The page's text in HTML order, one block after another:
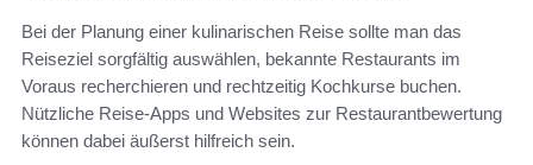
Bei der Planung einer kulinarischen Reise sollte man das
Reiseziel sorgfältig auswählen, bekannte Restaurants im
Voraus recherchieren und rechtzeitig Kochkurse buchen.
Nützliche Reise-Apps und Websites zur Restaurantbewertung
können dabei äußerst hilfreich sein.